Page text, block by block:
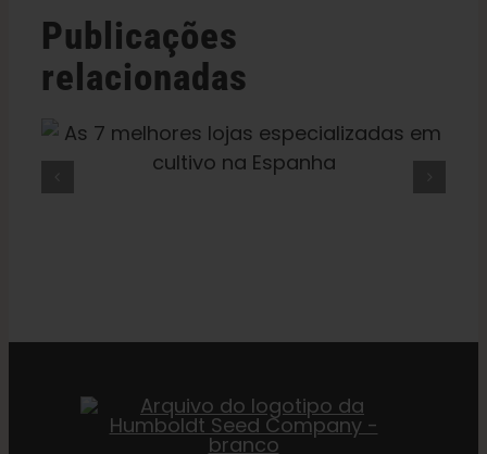
os
muitos
tipos
bonitos
hash
Publicações
relacionadas
As 9 Melhores Cafeterias De
Amsterdã